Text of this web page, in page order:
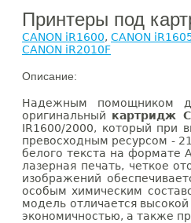
Принтеры под
CANON iR1600, CANON
CANON iR2010F
Описание:
Надежным помощником
оригинальный картридж
IR1600/2000, который при
превосходным ресурсом -
белого текста на формате
лазерная печать, четкое
изображений
особым химическим
модель отличается
экономичностью, а также